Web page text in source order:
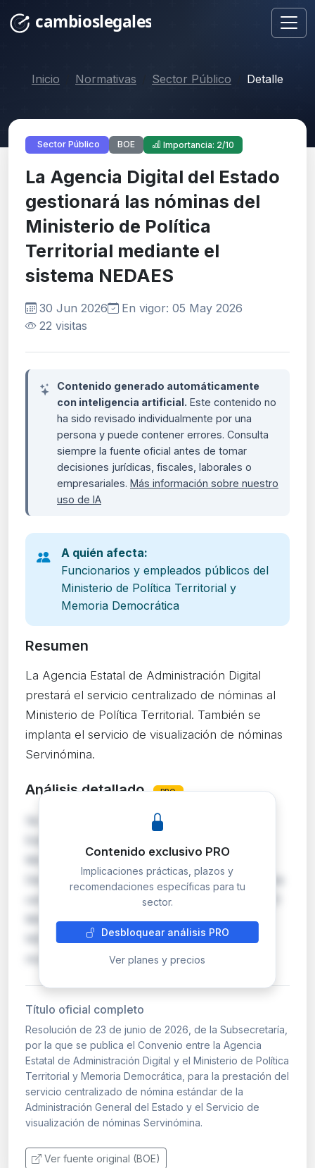
Inicio Normativas Sector Público Detalle
Sector Público BOE Importancia: 2/10
La Agencia Digital del Estado
gestionará las nóminas del
Ministerio de Política
Territorial mediante el
sistema NEDAES
30 Jun 2026
En vigor: 05 May 2026
22 visitas
Contenido generado automáticamente
con inteligencia artificial. Este contenido no
ha sido revisado individualmente por una
persona y puede contener errores. Consulta
siempre la fuente oficial antes de tomar
decisiones jurídicas, fiscales, laborales o
empresariales. Más información sobre nuestro
uso de IA
A quién afecta:
Funcionarios y empleados públicos del
Ministerio de Política Territorial y
Memoria Democrática
Resumen
La Agencia Estatal de Administración Digital
prestará el servicio centralizado de nóminas al
Ministerio de Política Territorial. También se
implanta el servicio de visualización de nóminas
Servinómina.
Análisis detallado PRO
Se formaliza un convenio entre la Agencia
Ministerio de Política Territorial y Memoria
Democrática para que este último use el sistema
centralizado NEDAES de gestión de nóminas. El
Ministerio pasa a ser Centro Usuario de
NEDAES, una plataforma compartida
multientidad que au…
Contenido exclusivo PRO
Implicaciones prácticas, plazos y
recomendaciones específicas para tu
sector.
Desbloquear análisis PRO
Ver planes y precios
Título oficial completo
Resolución de 23 de junio de 2026, de la Subsecretaría,
por la que se publica el Convenio entre la Agencia
Estatal de Administración Digital y el Ministerio de Política
Territorial y Memoria Democrática, para la prestación del
servicio centralizado de nómina estándar de la
Administración General del Estado y el Servicio de
visualización de nóminas Servinómina.
Ver fuente original (BOE)